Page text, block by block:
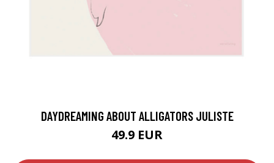
DAYDREAMING ABOUT ALLIGATORS JULISTE
49.9 EUR